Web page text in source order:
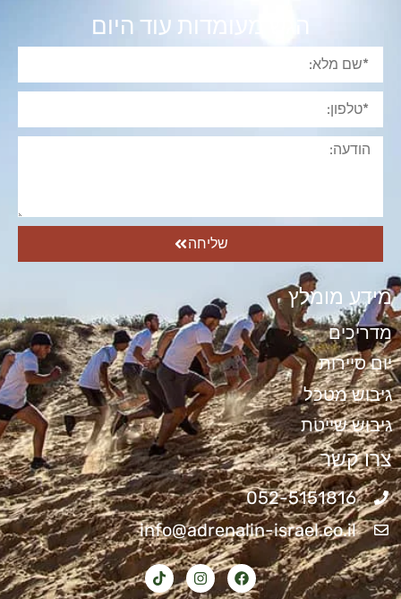
הגש מעומדות עוד היום
שליחה
מידע מומלץ
מדריכים
יום סיירות
גיבוש מטכל
גיבוש שייטת
צרו קשר
052-5151816
info@adrenalin-israel.co.il